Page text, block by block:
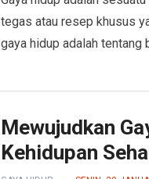
tegas atau resep khusus
gaya hidup adalah tentang
Mewujudkan
Kehidupan